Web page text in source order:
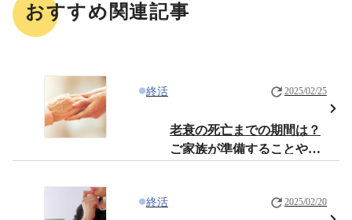
おすすめ関連記事
終活 2025/02/25
老衰の死亡までの期間は？
ご家族が準備することや心
終活 2025/02/20